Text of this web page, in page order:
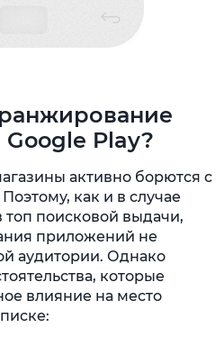
Play?
активно борются с
как и в случае
поисковой выдачи,
приложений не
аудитории. Однако
которые
влияние на место